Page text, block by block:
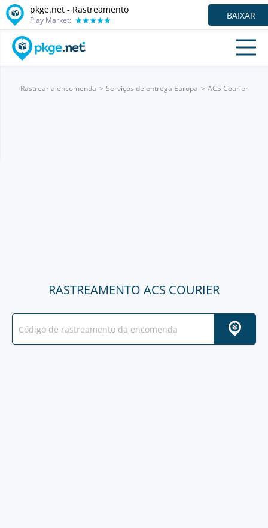
pkge.net - Rastreamento
Play Market: BAIXAR
Rastrear a encomenda Serviços de entrega Europa ACS Courier
RASTREAMENTO ACS COURIER